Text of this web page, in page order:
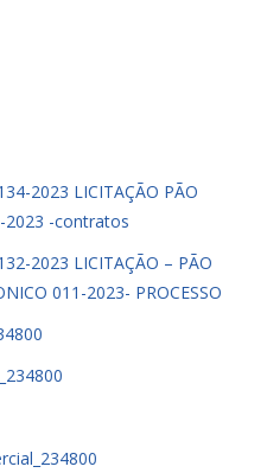
2023 LICITAÇÃO PÃO
2023 -contratos
2023 LICITAÇÃO – PÃO
011-2023- PROCESSO